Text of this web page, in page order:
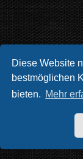
Diese Website
bestmöglichen
bieten. Mehr